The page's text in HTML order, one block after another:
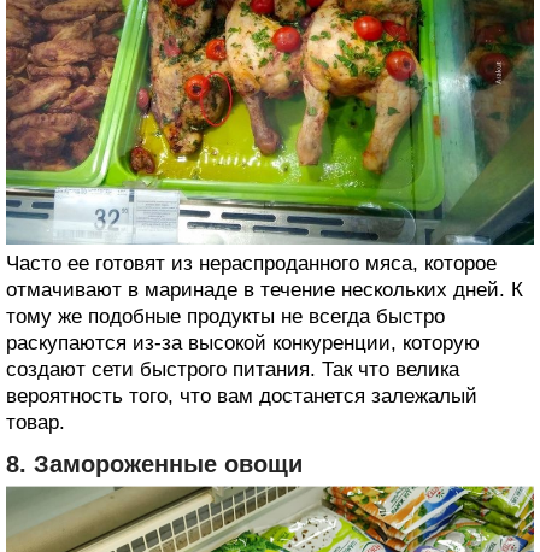
Часто ее готовят из нераспроданного мяса, которое
отмачивают в маринаде в течение нескольких дней. К
тому же подобные продукты не всегда быстро
раскупаются из-за высокой конкуренции, которую
создают сети быстрого питания. Так что велика
вероятность того, что вам достанется залежалый
товар.
8. Замороженные овощи